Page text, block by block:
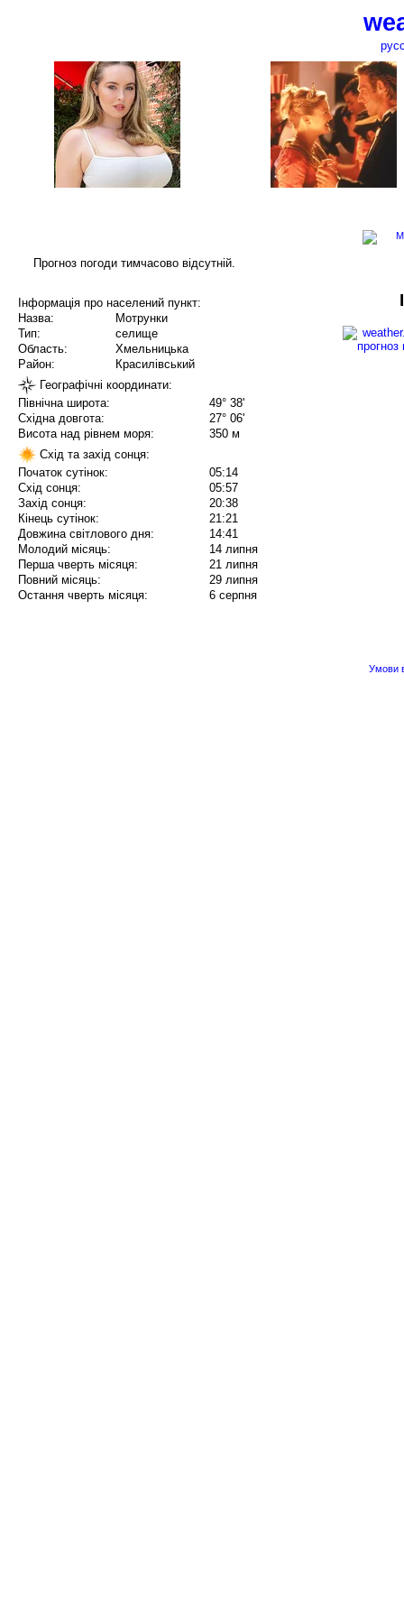
Прогноз погоди тимчасово відсутній.
Інформація про населений пункт:
Назва:
Мотрунки
Тип:
селище
Область:
Хмельницька
Район:
Красилівський
Географічні координати:
Північна широта:
49° 38'
Східна довгота:
27° 06'
Висота над рівнем моря:
350 м
Схід та захід сонця:
Початок сутінок:
05:14
Схід сонця:
05:57
Захід сонця:
20:38
Кінець сутінок:
21:21
Довжина світлового дня:
14:41
Молодий місяць:
14 липня
Перша чверть місяця:
21 липня
Повний місяць:
29 липня
Остання чверть місяця:
6 серпня
Умови